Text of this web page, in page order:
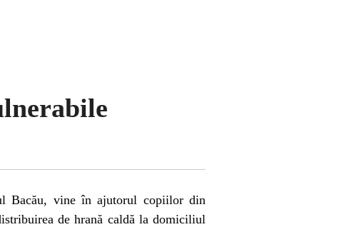
Bacău, vine în ajutorul copiilor din
de hrană caldă la domiciliul